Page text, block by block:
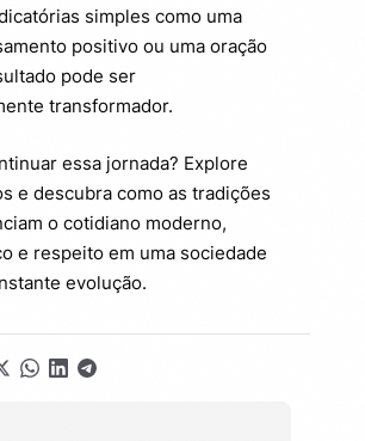
simples como uma
positivo ou uma oração
pode ser
transformador.
essa jornada? Explore
e descubra como as tradições
o cotidiano moderno,
e respeito em uma sociedade
evolução.